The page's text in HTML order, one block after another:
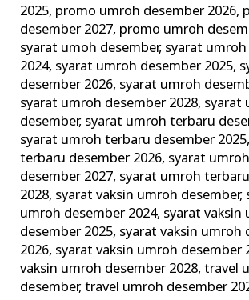
2025, promo umroh desember 2026,
desember 2027, promo umroh
syarat umoh desember, syarat
2024, syarat umroh desember 2025,
desember 2026, syarat umroh
syarat umroh desember 2028, syarat
desember, syarat umroh terbaru
syarat umroh terbaru desember 2025,
terbaru desember 2026, syarat
desember 2027, syarat umroh
2028, syarat vaksin umroh desember,
umroh desember 2024, syarat vaksin
desember 2025, syarat vaksin umroh
2026, syarat vaksin umroh desember
vaksin umroh desember 2028,travel
desember,travel umroh desember